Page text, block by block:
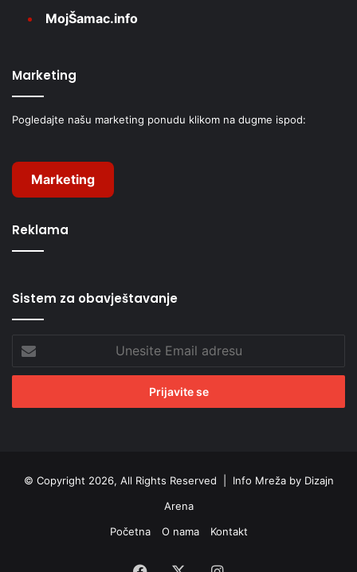
MojŠamac.info
Marketing
Pogledajte našu marketing ponudu klikom na dugme ispod:
Marketing
Reklama
Sistem za obavještavanje
Email
adresu
© Copyright 2026, All Rights Reserved | Info Mreža by Dizajn
Arena
Početna
O nama Kontakt